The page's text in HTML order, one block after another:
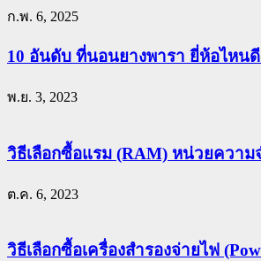
ก.พ. 6, 2025
10 อันดับ ที่นอนยางพารา ยี่ห้อไหน
พ.ย. 3, 2023
วิธีเลือกซื้อแรม (RAM) หน่วยความ
ต.ค. 6, 2023
วิธีเลือกซื้อเครื่องสำรองจ่ายไฟ